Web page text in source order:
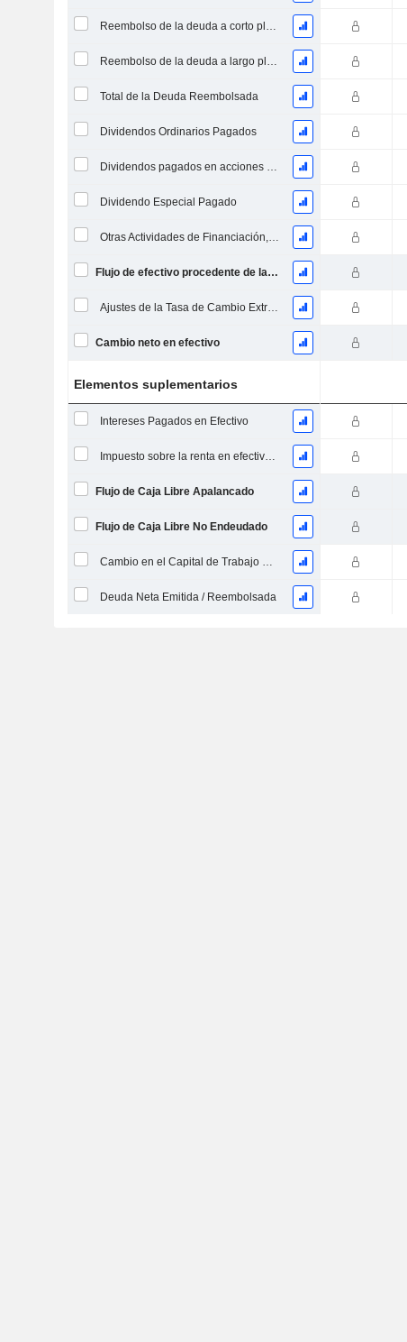
Reembolso de la deuda a corto plazo, total
Reembolso de la deuda a largo plazo, total
Total de la Deuda Reembolsada
Dividendos Ordinarios Pagados
Dividendos pagados en acciones comunes y preferentes
Dividendo Especial Pagado
Otras Actividades de Financiación, Total
Flujo de efectivo procedente de la financiación
Ajustes de la Tasa de Cambio Extranjera
Cambio neto en efectivo
Elementos suplementarios
Intereses Pagados en Efectivo
Impuesto sobre la renta en efectivo pagado (reembolso)
Flujo de Caja Libre Apalancado
Flujo de Caja Libre No Endeudado
Cambio en el Capital de Trabajo Neto
Deuda Neta Emitida / Reembolsada